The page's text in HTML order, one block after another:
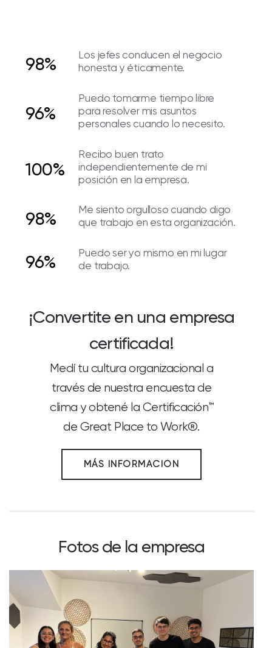
98%
Los jefes conducen el negocio
honesta y éticamente.
96%
Puedo tomarme tiempo libre
para resolver mis asuntos
personales cuando lo necesito.
100%
Recibo buen trato
independientemente de mi
posición en la empresa.
98%
Me siento orgulloso cuando digo
que trabajo en esta organización.
96%
Puedo ser yo mismo en mi lugar
de trabajo.
¡Convertite en una empresa
certificada!
Medí tu cultura organizacional a
través de nuestra encuesta de
clima y obtené la Certificación™
de Great Place to Work®.
MÁS INFORMACIÓN
Fotos de la empresa